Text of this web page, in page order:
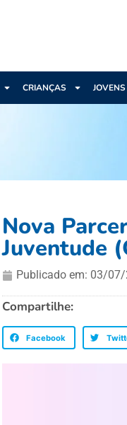
CRIANÇAS JOVENS
Nova
Juventude
Publicado em: 03/07/
Compartilhe:
Facebook